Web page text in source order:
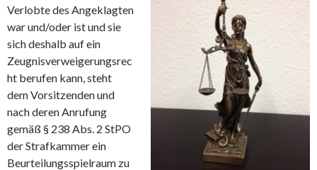
Verlobte des Angeklagten
war und/oder ist und sie
sich deshalb auf ein
Zeugnisverweigerungsrec
ht berufen kann, steht
dem Vorsitzenden und
nach deren Anrufung
gemäß § 238 Abs. 2 StPO
der Strafkammer ein
Beurteilungsspielraum zu